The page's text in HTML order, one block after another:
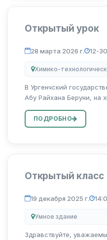
Открытый урок
28 марта 2026 г. 12-30
Химико-
В Ургенчский
Абу Райхана Беруни, на
технологии»
марта в 12:30 в
ПОДРОБНО
Открытый класс
19 декабря 2025 г.
Умное здание
Здравствуйте,